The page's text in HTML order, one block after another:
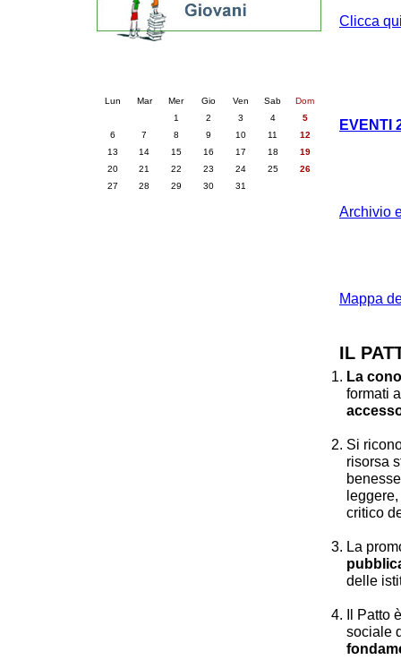
Clicca
EVENTI
Archivio
Mappa
IL
La
formati
Si
risorsa
critico
La
delle
Il Patto
sociale
Lun Mar Mer Gio Ven Sab
Dom
1
2 3 4
5
6
7 8 9 10 11
12
13
14 15 16 17 18
19
20
21 22 23 24 25
26
27
28 29 30 31